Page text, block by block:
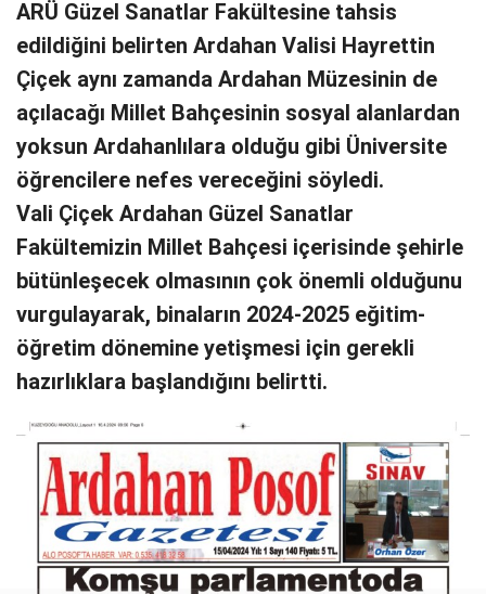
ARÜ Güzel Sanatlar Fakültesine tahsis
edildiğini belirten Ardahan Valisi Hayrettin
Çiçek aynı zamanda Ardahan Müzesinin de
açılacağı Millet Bahçesinin sosyal alanlardan
yoksun Ardahanlılara olduğu gibi Üniversite
öğrencilere nefes vereceğini söyledi.
Vali Çiçek Ardahan Güzel Sanatlar
Fakültemizin Millet Bahçesi içerisinde şehirle
bütünleşecek olmasının çok önemli olduğunu
vurgulayarak, binaların 2024-2025 eğitim-
öğretim dönemine yetişmesi için gerekli
hazırlıklara başlandığını belirtti.